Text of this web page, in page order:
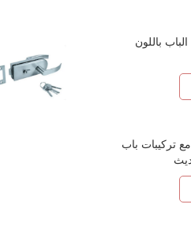
باللون
تركيبات باب